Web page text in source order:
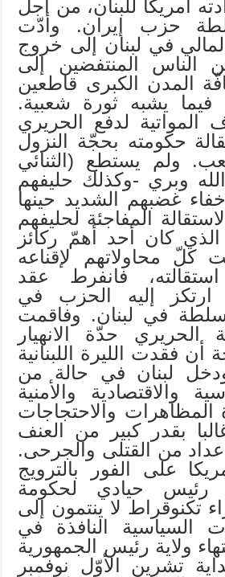
أمريكا للبنان، من أجل
حزب إيران. وأدّت
المالي في لبنان إلى خروج
الناس المنتفضين إلى
المدن الكبرى قاطعين
فيما يشبه ثورة شعبية.
لدفع الحريري
حكومته بحجّة النزول
ولم يستطع (الثنائي
وبري -وكذلك حليفهم
غضبهم الشديد حينها
المفاجئة لحليفهم
كان أحد أهمّ ركائز
كلّ محاولاتهم لإقناعه
فانفرط عقد
ارتكز إليه الحزب في
في لبنان. وفاقمت
الحريري حدّة الانهيار
أن فقدت الليرة اللبنانية
ودخل لبنان في حالة من
والاقتصادية والأمنية
والاحتجاجات
بقدر كبير من العنف
من القتلى والجرحى.
على الفور بالترويج
رئيس حيادي لحكومة
تكنوقراط لا ينتمون إلى
السياسية النافذة في
ولاية رئيس الجمهورية
تشرين الأوّل نوفمبر